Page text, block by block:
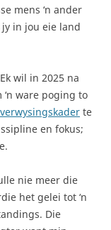
mens ‘n ander
jy in jou eie land
wil in 2025 na
‘n ware poging to
te
en fokus;
nie meer die
het gelei tot ‘n
Die